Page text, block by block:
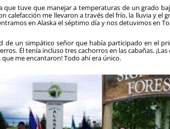
que tuve que manejar a temperaturas de un grado
calefacción me llevaron a través del frío, la lluvia y el
en Alaska el séptimo día y nos detuvimos en
de un simpático señor que había participado en el
Él tenía incluso tres cachorros en las cabañas.
me encantaron! Todo ahí era único.